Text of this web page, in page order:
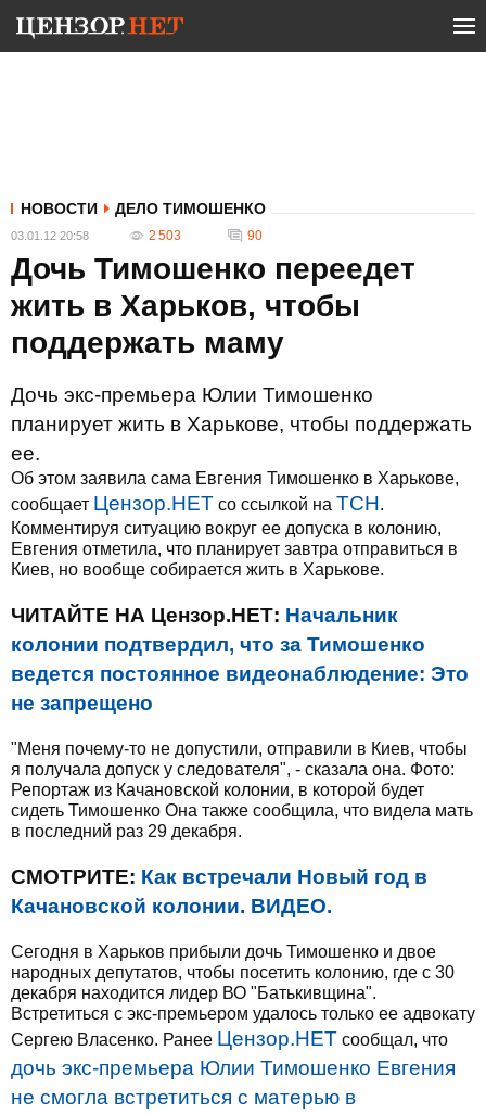
НОВОСТИ ДЕЛО ТИМОШЕНКО
03.01.12 20:58 2 503 90
Дочь Тимошенко переедет
жить в Харьков, чтобы
поддержать маму
Дочь экс-премьера Юлии Тимошенко
планирует жить в Харькове, чтобы поддержать
ее.
Об этом заявила сама Евгения Тимошенко в Харькове,
сообщает Цензор.НЕТ со ссылкой на ТСН.
Комментируя ситуацию вокруг ее допуска в колонию,
Евгения отметила, что планирует завтра отправиться в
Киев, но вообще собирается жить в Харькове.
ЧИТАЙТЕ НА Цензор.НЕТ: Начальник
колонии подтвердил, что за Тимошенко
ведется постоянное видеонаблюдение: Это
не запрещено
"Меня почему-то не допустили, отправили в Киев, чтобы
я получала допуск у следователя", - сказала она. Фото:
Репортаж из Качановской колонии, в которой будет
сидеть Тимошенко Она также сообщила, что видела мать
в последний раз 29 декабря.
СМОТРИТЕ: Как встречали Новый год в
Качановской колонии. ВИДЕО.
Сегодня в Харьков прибыли дочь Тимошенко и двое
народных депутатов, чтобы посетить колонию, где с 30
декабря находится лидер ВО "Батькивщина".
Встретиться с экс-премьером удалось только ее адвокату
Сергею Власенко. Ранее Цензор.НЕТ сообщал, что
дочь экс-премьера Юлии Тимошенко Евгения
не смогла встретиться с матерью в